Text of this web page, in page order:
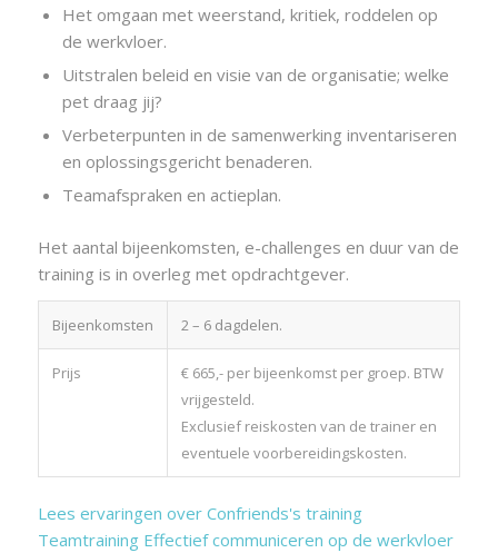
Het omgaan met weerstand, kritiek, roddelen op
de werkvloer.
Uitstralen beleid en visie van de organisatie; welke
pet draag jij?
Verbeterpunten in de samenwerking inventariseren
en oplossingsgericht benaderen.
Teamafspraken en actieplan.
Het aantal bijeenkomsten, e-challenges en duur van de
training is in overleg met opdrachtgever.
Bijeenkomsten 2 – 6 dagdelen.
Prijs
€ 665,- per bijeenkomst per groep. BTW
vrijgesteld.
Exclusief reiskosten van de trainer en
eventuele voorbereidingskosten.
Lees ervaringen over Confriends's training
Teamtraining Effectief communiceren op de werkvloer